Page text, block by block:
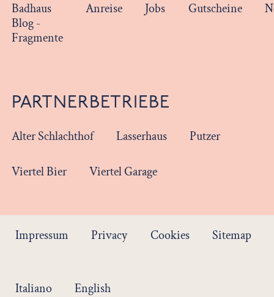
Badhaus
Blog -
Fragmente
Anreise Jobs Gutscheine
PARTNERBETRIEBE
Alter Schlachthof Lasserhaus Putzer
Viertel Bier Viertel Garage
Impressum Privacy Cookies Sitemap
Italiano English